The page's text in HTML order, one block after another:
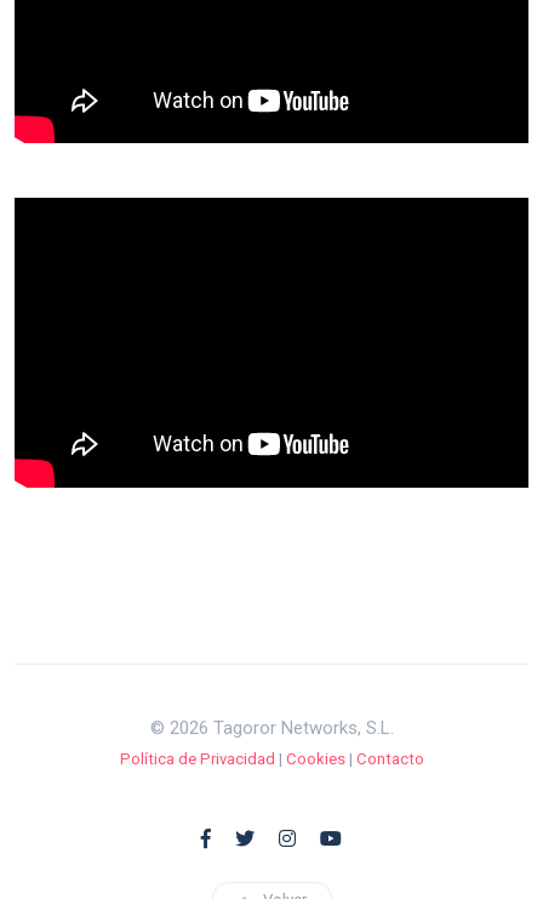
© 2026 Tagoror Networks, S.L.
Política de Privacidad | Cookies| Contacto